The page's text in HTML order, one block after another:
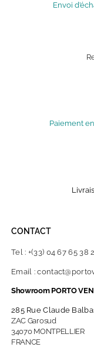
Envoi
Paiement
CONTACT
Tel : +(33) 04 67 65 38
Email :
Showroom PORTO
285 Rue Claude
ZAC Garosud
34070 MONTPELLIER
FRANCE